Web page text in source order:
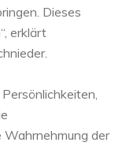
Dieses
erklärt
der